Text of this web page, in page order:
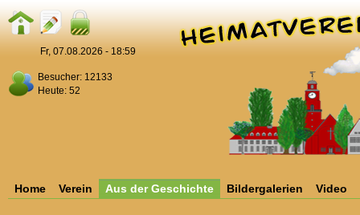
Fr, 07.08.2026 - 18:59
Besucher: 12133
Heute: 52
Home Verein Aus der Geschichte Bildergalerien Video